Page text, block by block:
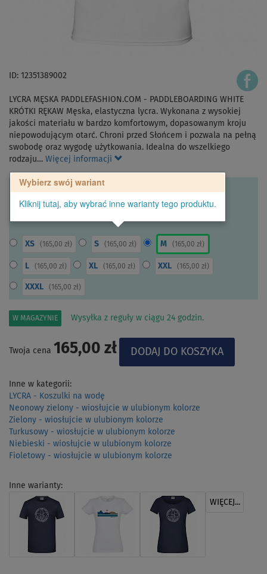
ID: 12351389002
LYCRA MĘSKA PADDLEFASHION.COM - PADDLEBOARDING WHITE
KRÓTKI RĘKAW Męska, elastyczna lycra. Wykonana z wysokiej
jakości materiału w bardzo komfortowym, dopasowanym kroju
niepowodującym otarć. Chroni przed Słońcem i pozwala na pełną
swobodę oraz wygodę użytkowania. Idealna do wszelkiego
rodzaju… Więcej informacji
Wybierz swój wariant
Kliknij tutaj, aby wybrać inne warianty tego produktu.
XS ( 165,00 zł) S ( 165,00 zł) M ( 165,00 zł)
L ( 165,00 zł) XL ( 165,00 zł) XXL ( 165,00 zł)
XXXL ( 165,00 zł)
W MAGAZYNIE Wysyłka z reguły w ciągu 24 godzin.
Twoja cena 165,00 zł
Inne w kategorii:
LYCRA - Koszulki na wodę
Neonowy zielony - wiosłujcie w ulubionym kolorze
Zielony - wiosłujcie w ulubionym kolorze
Turkusowy - wiosłujcie w ulubionym kolorze
Niebieski - wiosłujcie w ulubionym kolorze
Fioletowy - wiosłujcie w ulubionym kolorze
Inne warianty:
WIĘCEJ...